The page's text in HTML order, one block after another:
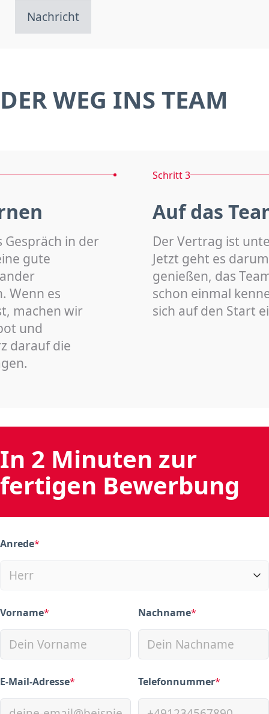
Nachricht
DER WEG INS TEAM
Gespräch in der
gute
Wenn es
machen wir
und
darauf die
Schritt 3
Auf das
Der Vertrag ist
Jetzt geht es
genießen, das
schon einmal
sich auf den Start
In 2 Minuten zur
fertigen Bewerbung
Anrede*
(required)
Vorname*
(required) Nachname*
(required)
E-Mail-Adresse*
(required) Telefonnummer*
(required)